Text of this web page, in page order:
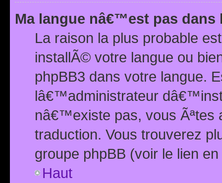
Ma langue nâ€™est pas dans
La raison la plus probable
installÃ© votre langue ou
phpBB3 dans votre langue.
lâ€™administrateur
nâ€™existe pas, vous Ãªtes
traduction. Vous trouverez
groupe phpBB (voir le lien
Haut